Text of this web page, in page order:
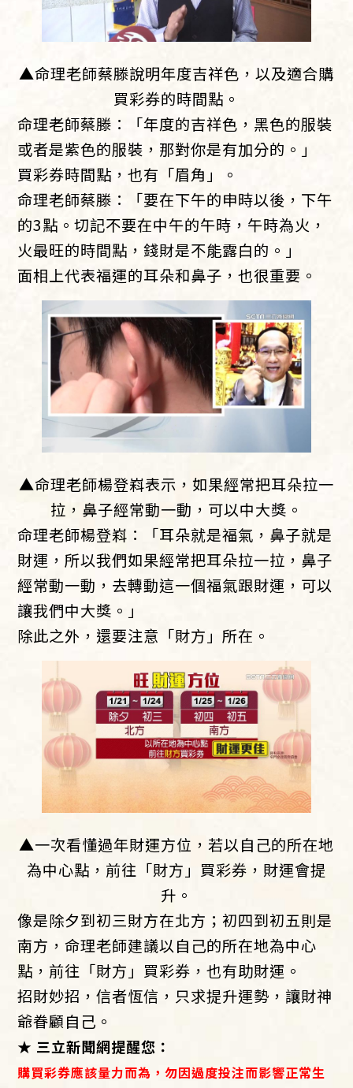
▲命理老師蔡滕說明年度吉祥色，以及適合購
買彩券的時間點。
命理老師蔡滕：「年度的吉祥色，黑色的服裝
或者是紫色的服裝，那對你是有加分的。」
買彩券時間點，也有「眉角」。
命理老師蔡滕：「要在下午的申時以後，下午
的3點。切記不要在中午的午時，午時為火，
火最旺的時間點，錢財是不能露白的。」
面相上代表福運的耳朵和鼻子，也很重要。
▲命理老師楊登嵙表示，如果經常把耳朵拉一
拉，鼻子經常動一動，可以中大獎。
命理老師楊登嵙：「耳朵就是福氣，鼻子就是
財運，所以我們如果經常把耳朵拉一拉，鼻子
經常動一動，去轉動這一個福氣跟財運，可以
讓我們中大獎。」
除此之外，還要注意「財方」所在。
▲一次看懂過年財運方位，若以自己的所在地
為中心點，前往「財方」買彩券，財運會提
升。
像是除夕到初三財方在北方；初四到初五則是
南方，命理老師建議以自己的所在地為中心
點，前往「財方」買彩券，也有助財運。
招財妙招，信者恆信，只求提升運勢，讓財神
爺眷顧自己。
★ 三立新聞網提醒您：
購買彩券應該量力而為，勿因過度投注而影響正常生